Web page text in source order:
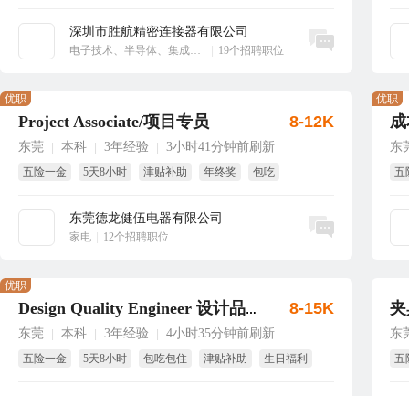
深圳市胜航精密连接器有限公司
电子技术、半导体、集成电路 19个招聘职位
立即沟通
Project Associate/项目专员
东莞 本科 3年经验 3小时41分钟前刷新
五险一金 5天8小时 津贴补助 年终奖
包吃
东莞德龙健伍电器有限公司
家电 12个招聘职位
优职
8-12K
立即沟通
东
五
优职
Design Quality Engineer 设计品质工程师
东莞 本科 3年经验 4小时35分钟前刷新
五险一金 5天8小时 包吃包住 津贴补助
生日福利
优职
8-15K
东
五